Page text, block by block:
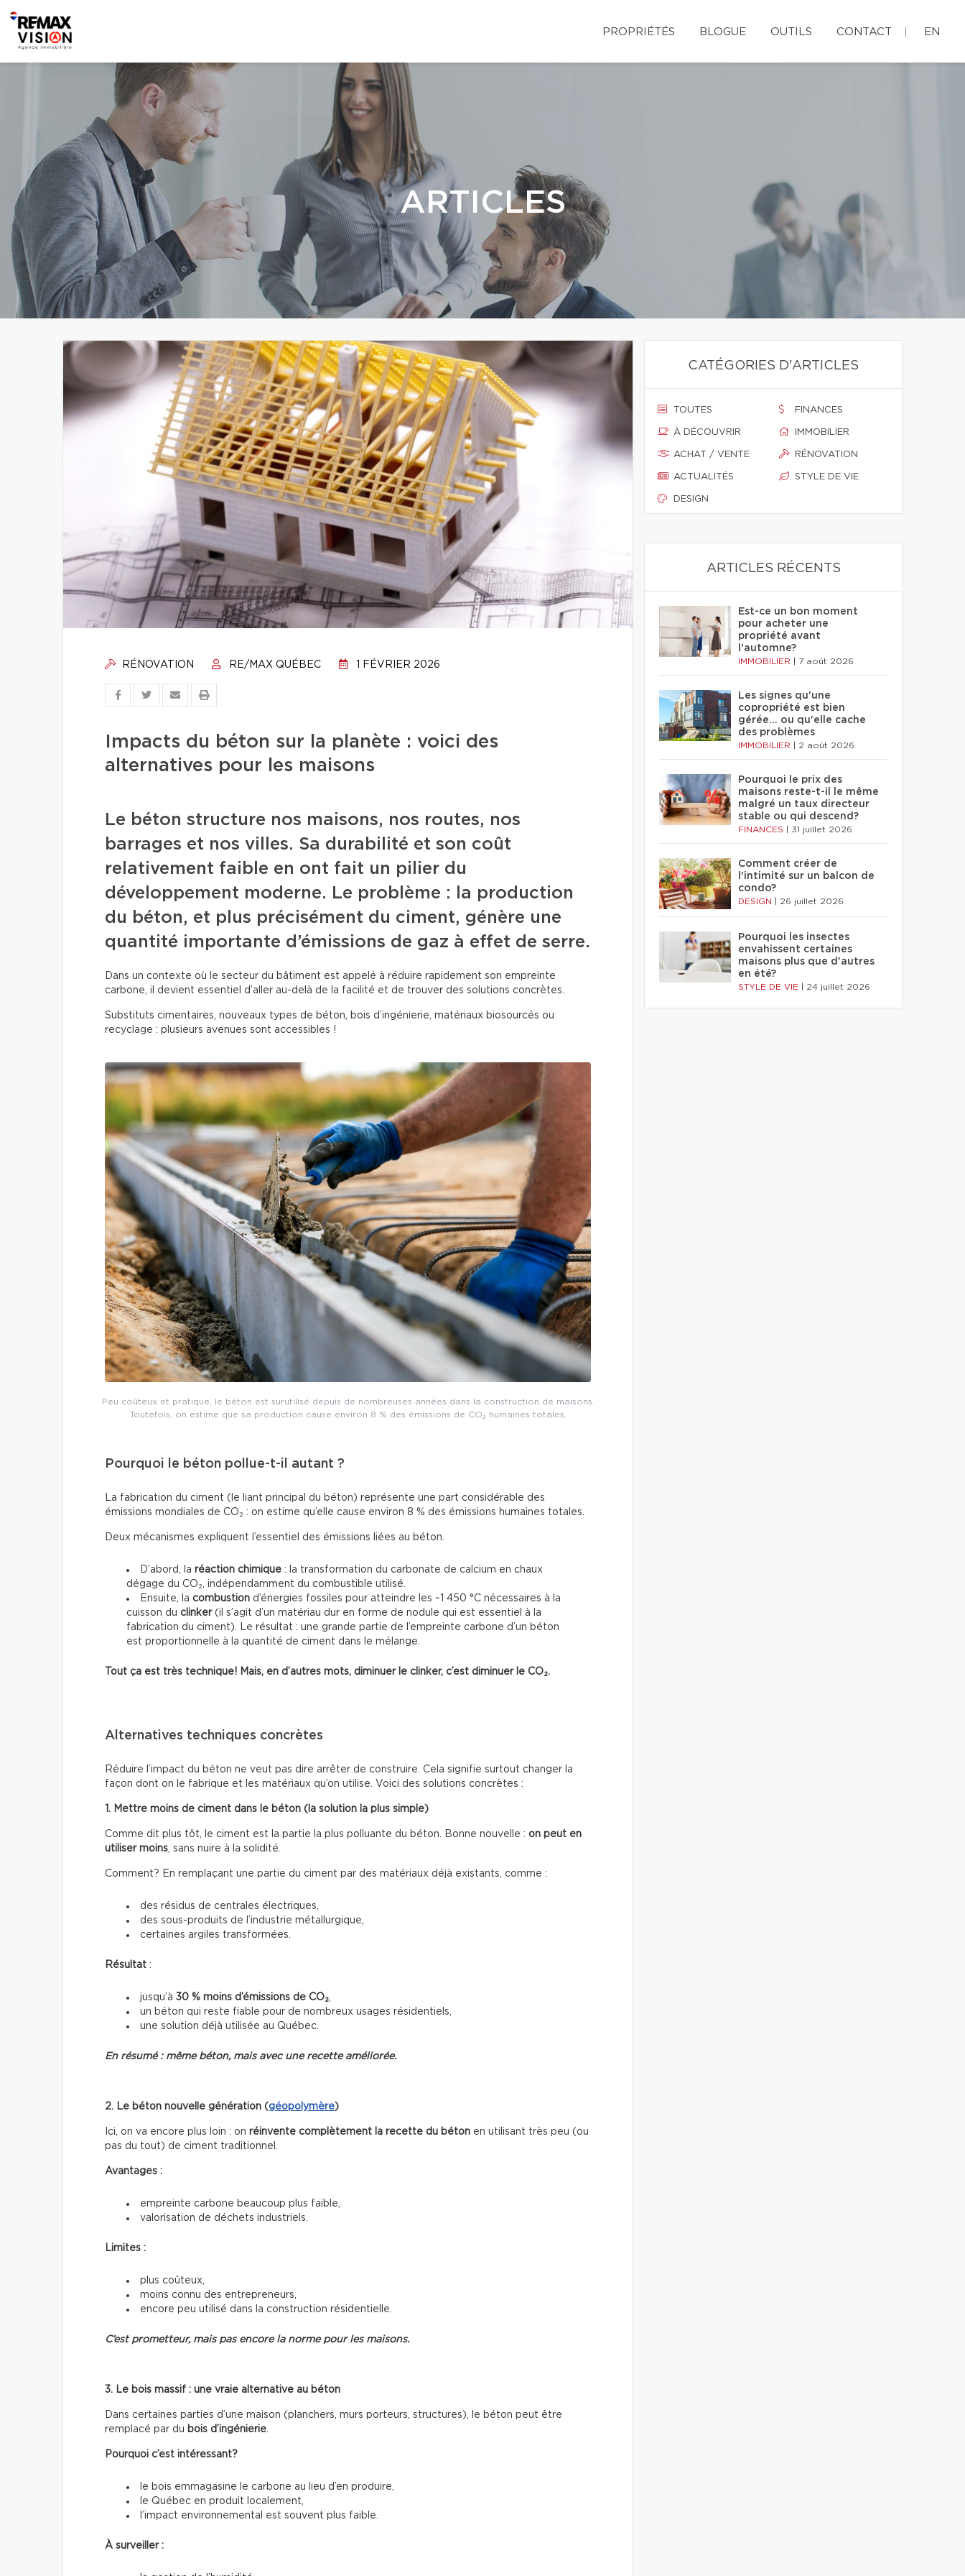
PROPRIÉTÉS BLOGUE OUTILS CONTACT EN
ARTICLES
RÉNOVATION RE/MAX QUÉBEC 1 FÉVRIER 2026
Impacts du béton sur la planète : voici des
alternatives pour les maisons
Le béton structure nos maisons, nos routes, nos
barrages et nos villes. Sa durabilité et son coût
relativement faible en ont fait un pilier du
développement moderne. Le problème : la production
du béton, et plus précisément du ciment, génère une
quantité importante d’émissions de gaz à effet de serre.
Dans un contexte où le secteur du bâtiment est appelé à réduire rapidement son empreinte
carbone, il devient essentiel d’aller au-delà de la facilité et de trouver des solutions concrètes.
Substituts cimentaires, nouveaux types de béton, bois d’ingénierie, matériaux biosourcés ou
recyclage : plusieurs avenues sont accessibles !
Peu coûteux et pratique, le béton est surutilisé depuis de nombreuses années dans la construction de maisons.
Toutefois, on estime que sa production cause environ 8 % des émissions de CO₂ humaines totales.
Pourquoi le béton pollue-t-il autant ?
La fabrication du ciment (le liant principal du béton) représente une part considérable des
émissions mondiales de CO₂ : on estime qu’elle cause environ 8 % des émissions humaines totales.
Deux mécanismes expliquent l’essentiel des émissions liées au béton.
D’abord, la réaction chimique : la transformation du carbonate de calcium en chaux
dégage du CO₂, indépendamment du combustible utilisé.
Ensuite, la combustion d’énergies fossiles pour atteindre les ~1 450 °C nécessaires à la
cuisson du clinker(il s’agit d’un matériau dur en forme de nodule qui est essentiel à la
fabrication du ciment). Le résultat : une grande partie de l’empreinte carbone d’un béton
est proportionnelle à la quantité de ciment dans le mélange.
Tout ça est très technique! Mais, en d’autres mots, diminuer le clinker, c’est diminuer le CO₂.
Alternatives techniques concrètes
Réduire l’impact du béton ne veut pas dire arrêter de construire. Cela signifie surtout changer la
façon dont on le fabrique et les matériaux qu’on utilise. Voici des solutions concrètes :
1. Mettre moins de ciment dans le béton (la solution la plus simple)
Comme dit plus tôt, le ciment est la partie la plus polluante du béton. Bonne nouvelle : on peut en
utiliser moins , sans nuire à la solidité.
Comment? En remplaçant une partie du ciment par des matériaux déjà existants, comme :
des résidus de centrales électriques,
des sous-produits de l’industrie métallurgique,
certaines argiles transformées.
Résultat :
jusqu’à 30 % moins d’émissions de CO₂
un béton qui reste fiable pour de nombreux usages résidentiels,
une solution déjà utilisée au Québec.
En résumé : même béton, mais avec une recette améliorée.
2. Le béton nouvelle génération (géopolymère)
Ici, on va encore plus loin : on réinvente complètement la recette du béton en utilisant très peu (ou
pas du tout) de ciment traditionnel.
Avantages :
empreinte carbone beaucoup plus faible,
valorisation de déchets industriels.
Limites :
plus coûteux,
moins connu des entrepreneurs,
encore peu utilisé dans la construction résidentielle.
C’est prometteur, mais pas encore la norme pour les maisons.
3. Le bois massif : une vraie alternative au béton
Dans certaines parties d’une maison (planchers, murs porteurs, structures), le béton peut être
remplacé par du bois d’ingénierie
Pourquoi c’est intéressant?
le bois emmagasine le carbone au lieu d’en produire,
le Québec en produit localement,
l’impact environnemental est souvent plus faible.
À surveiller :
CATÉGORIES D'ARTICLES
TOUTES
À DÉCOUVRIR
ACHAT / VENTE
ACTUALITÉS
DESIGN
FINANCES
IMMOBILIER
RÉNOVATION
STYLE DE VIE
ARTICLES RÉCENTS
Est-ce un bon moment
pour acheter une
propriété avant
l'automne?
IMMOBILIER 7 août 2026
Les signes qu'une
copropriété est bien
gérée… ou qu'elle cache
des problèmes
IMMOBILIER 2 août 2026
Pourquoi le prix des
maisons reste-t-il le même
malgré un taux directeur
stable ou qui descend?
FINANCES 31 juillet 2026
Comment créer de
l'intimité sur un balcon de
condo?
DESIGN 26 juillet 2026
Pourquoi les insectes
envahissent certaines
maisons plus que d'autres
en été?
STYLE DE VIE 24 juillet 2026